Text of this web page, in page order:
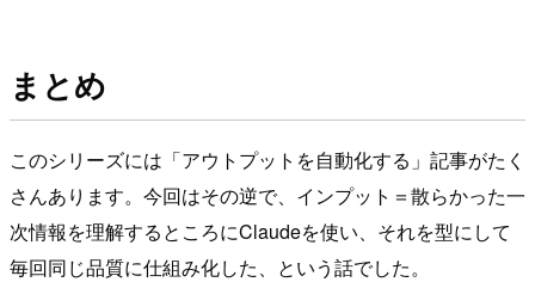
まとめ
このシリーズには「アウトプットを自動化する」記事がたく
さんあります。今回はその逆で、インプット＝散らかった一
次情報を理解するところにClaudeを使い、それを型にして
毎回同じ品質に仕組み化した、という話でした。